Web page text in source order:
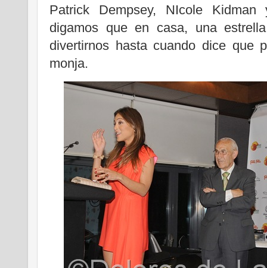
Patrick Dempsey, NIcole
digamos que en casa, una
divertirnos hasta cuando dice que
monja.